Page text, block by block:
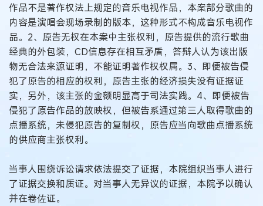
作品不是著作权法上规定的音乐电视作品，本案部分歌曲的
内容是演唱会现场录制的版本，这种形式不构成音乐电视作
品。2、原告无权在本案中主张权利，原告提供的流行歌曲
经典的外包装，CD信息存在相互矛盾，答辩人认为该出版
物无合法来源证明，不能证明著作权权属。3、即便被告侵
犯了原告的相应的权利，原告主张的经济损失没有证据证
实，另外，该主张的金额明显高于司法实践。4、即便被告
侵犯了原告作品的放映权，但被告系通过第三人取得歌曲的
点播系统，未侵犯原告的复制权，原告应当向歌曲点播系统
的供应商主张权利。
当事人围绕诉讼请求依法提交了证据，本院组织当事人进行
了证据交换和质证。对当事人无异议的证据，本院予以确认
并在卷佐证。